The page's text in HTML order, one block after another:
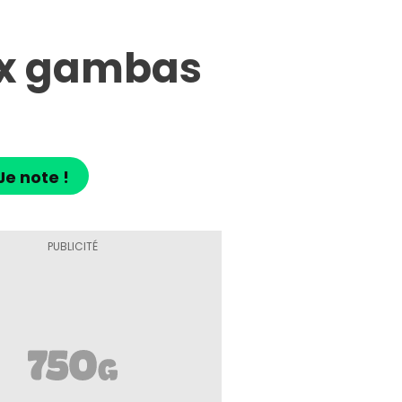
gambas
note !